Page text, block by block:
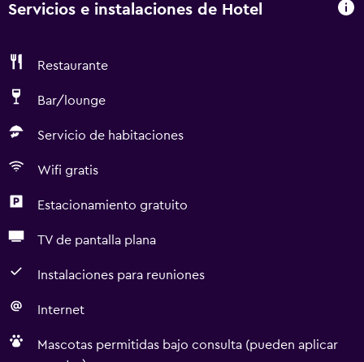
Servicios e instalaciones de Hotel
Restaurante
Bar/lounge
Servicio de habitaciones
Wifi gratis
Estacionamiento gratuito
TV de pantalla plana
Instalaciones para reuniones
Internet
Mascotas permitidas bajo consulta (pueden aplicar